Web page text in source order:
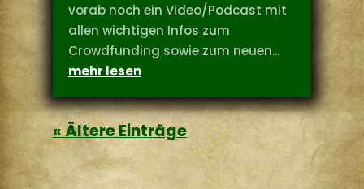
vorab noch ein Video/Podcast mit
allen wichtigen Infos zum
Crowdfunding sowie zum neuen...
mehr lesen
« Ältere Einträge